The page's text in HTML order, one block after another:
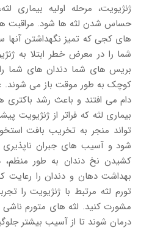
ژنژیویت، مرحله اولیه بیماری
حساس شدن لثه ها شود. مراقبت
های کجی که تمیز نگهداشتن
شما را در معرض خطر ابتلا به
بریس های شما دندان های شما
کوچک به طور موقت باز می شوند.
دام می افتند و باعث رشد باکتری
بیماری لثه که فراتر از ژنژیویت
تواند منجر به تخریب بافت
شود و آسیب های جبران ناپذیری
کشیدن نخ دندان به طور
بهداشت دهان و دندان را رعایت
تورم لثه مرتبط با ژنژیویت را
مشورت کنید. لثه های متورم ناشی
درمان شوند تا از آسیب بیشتر